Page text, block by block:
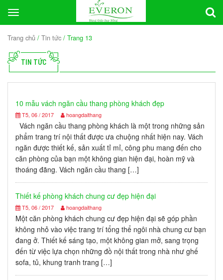
Toggle
navigation
Trang chủ / Tin tức / Trang 13
TIN TỨC
10 mẫu vách ngăn cầu thang phòng khách đẹp
T5, 06 / 2017 hoangdaithang
Vách ngăn cầu thang phòng khách là một trong những sản
phẩm trang trí nội thất được ưa chuộng nhất hiện nay. Vách
ngăn được thiết kế, sản xuất tỉ mỉ, công phu mang đến cho
căn phòng của bạn một không gian hiện đại, hoàn mỹ và
thoáng đãng. Vách ngăn cầu thang […]
Thiết kế phòng khách chung cư đẹp hiện đại
T5, 06 / 2017 hoangdaithang
Một căn phòng khách chung cư đẹp hiện đại sẽ góp phần
không nhỏ vào việc trang trí tổng thể ngôi nhà chung cư bạn
đang ở. Thiết kế sáng tạo, một không gian mở, sang trọng
đến từ việc lựa chọn những đồ nội thất trong nhà như ghế
sofa, tủ, khung tranh trang […]